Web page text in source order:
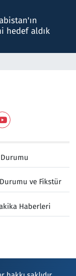
hedef aldık
ve Fikstür
Haberleri